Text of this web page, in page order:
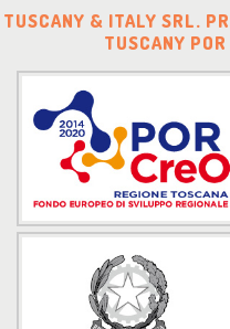
TUSCANY & ITALY SRL.
TUSCANY